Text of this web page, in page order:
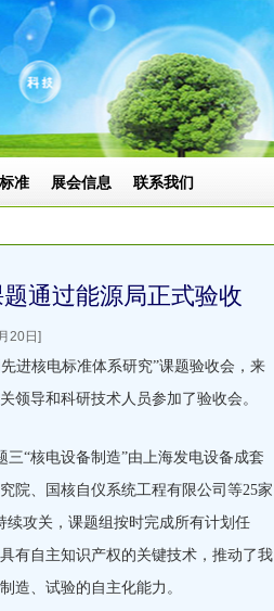
准 展会信息 联系我们
通过能源局正式验收
20日]
进核电标准体系研究”课题验收会，来
领导和科研技术人员参加了验收会。
“核电设备制造”由上海发电设备成套
院、国核自仪系统工程有限公司等25家
攻关，课题组按时完成所有计划任
有自主知识产权的关键技术，推动了我
造、试验的自主化能力。